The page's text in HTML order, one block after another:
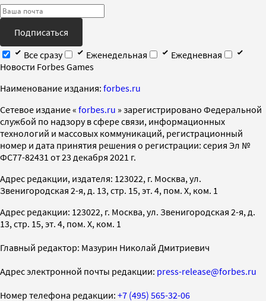
Подписаться
Все сразу
Еженедельная
Ежедневная
Новости Forbes Games
Наименование издания: forbes.ru
Cетевое издание « forbes.ru » зарегистрировано Федеральной
службой по надзору в сфере связи, информационных
технологий и массовых коммуникаций, регистрационный
номер и дата принятия решения о регистрации: серия Эл №
ФС77-82431 от 23 декабря 2021 г.
Адрес редакции, издателя: 123022, г. Москва, ул.
Звенигородская 2-я, д. 13, стр. 15, эт. 4, пом. X, ком. 1
Адрес редакции: 123022, г. Москва, ул. Звенигородская 2-я, д.
13, стр. 15, эт. 4, пом. X, ком. 1
Главный редактор: Мазурин Николай Дмитриевич
Адрес электронной почты редакции: press-release@forbes.ru
Номер телефона редакции: +7 (495) 565-32-06